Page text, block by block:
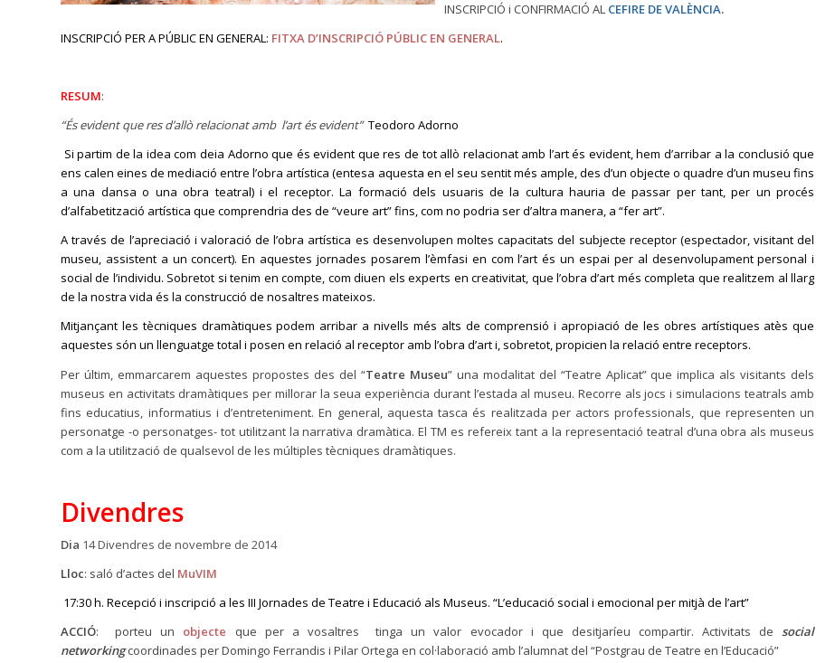
INSCRIPCIÓ i CONFIRMACIÓ AL CEFIRE DE VALÈNCIA.
INSCRIPCIÓ PER A PÚBLIC EN GENERAL: FITXA D’INSCRIPCIÓ PÚBLIC EN GENERAL.
RESUM:
“És evident que res d’allò relacionat amb l’art és evident” Teodoro Adorno
Si partim de la idea com deia Adorno que és evident que res de tot allò relacionat amb l’art és evident, hem d’arribar a la conclusió que
ens calen eines de mediació entre l’obra artística (entesa aquesta en el seu sentit més ample, des d’un objecte o quadre d’un museu fins
a una dansa o una obra teatral) i el receptor. La formació dels usuaris de la cultura hauria de passar per tant, per un procés
d’alfabetització artística que comprendria des de “veure art” fins, com no podria ser d’altra manera, a “fer art”.
A través de l’apreciació i valoració de l’obra artística es desenvolupen moltes capacitats del subjecte receptor (espectador, visitant del
museu, assistent a un concert). En aquestes jornades posarem l’èmfasi en com l’art és un espai per al desenvolupament personal i
social de l’individu. Sobretot si tenim en compte, com diuen els experts en creativitat, que l’obra d’art més completa que realitzem al llarg
de la nostra vida és la construcció de nosaltres mateixos.
Mitjançant les tècniques dramàtiques podem arribar a nivells més alts de comprensió i apropiació de les obres artístiques atès que
aquestes són un llenguatge total i posen en relació al receptor amb l’obra d’art i, sobretot, propicien la relació entre receptors.
Per últim, emmarcarem aquestes propostes des del “Teatre Museu” una modalitat del “Teatre Aplicat” que implica als visitants dels
museus en activitats dramàtiques per millorar la seua experiència durant l’estada al museu. Recorre als jocs i simulacions teatrals amb
fins educatius, informatius i d’entreteniment. En general, aquesta tasca és realitzada per actors professionals, que representen un
personatge -o personatges- tot utilitzant la narrativa dramàtica. El TM es refereix tant a la representació teatral d’una obra als museus
com a la utilització de qualsevol de les múltiples tècniques dramàtiques.
Divendres
Dia 14 Divendres de novembre de 2014
Lloc: saló d’actes del MuVIM
17:30 h. Recepció i inscripció a les III Jornades de Teatre i Educació als Museus. “L’educació social i emocional per mitjà de l’art”
ACCIÓ: porteu un objecte que per a vosaltres tinga un valor evocador i que desitjaríeu compartir. Activitats desocial
networkingcoordinades per Domingo Ferrandis i Pilar Ortega en col·laboració amb l’alumnat del “Postgrau de Teatre en l’Educació”